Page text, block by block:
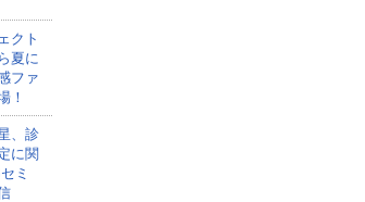
クト
夏に
ファ
！
、診
に関
ミ